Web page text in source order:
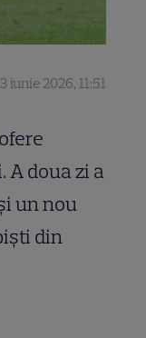
iunie 2026, 11:51
A doua zi a
un nou
din